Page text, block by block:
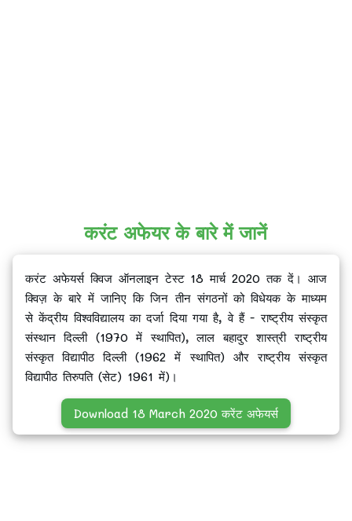
करंट अफेयर के बारे में जानें
करंट अफेयर्स क्विज ऑनलाइन टेस्ट 18 मार्च 2020 तक दें। आज
क्विज़ के बारे में जानिए कि जिन तीन संगठनों को विधेयक के माध्यम
से केंद्रीय विश्वविद्यालय का दर्जा दिया गया है, वे हैं - राष्ट्रीय संस्कृत
संस्थान दिल्ली (1970 में स्थापित), लाल बहादुर शास्त्री राष्ट्रीय
संस्कृत विद्यापीठ दिल्ली (1962 में स्थापित) और राष्ट्रीय संस्कृत
विद्यापीठ तिरुपति (सेट) 1961 में)।
Download 18 March 2020 करेंट अफेयर्स